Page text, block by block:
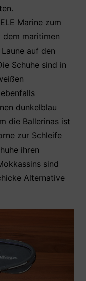
Marine zum
maritimen
auf den
Schuhe sind in
dunkelblau
die Ballerinas ist
zur Schleife
ihren
sind
Alternative